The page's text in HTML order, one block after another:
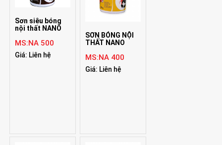
Sơn siêu bóng
nội thất NANO
MS:NA 500
Giá: Liên hệ
SƠN BÓNG NỘI
THẤT NANO
MS:NA 400
Giá: Liên hệ